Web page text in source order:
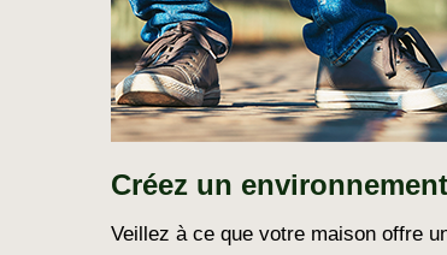
Créez un
Veillez à ce que votre maison offre